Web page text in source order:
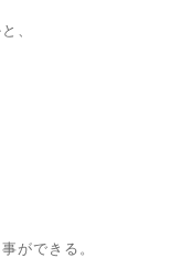
、
ができる。